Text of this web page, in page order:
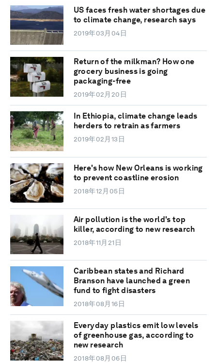
US faces fresh water shortages due
to climate change, research says
2019年03月04日
Return of the milkman? How one
grocery business is going
packaging-free
2019年02月20日
In Ethiopia, climate change leads
herders to retrain as farmers
2019年02月13日
Here's how New Orleans is working
to prevent coastline erosion
2018年12月05日
Air pollution is the world's top
killer, according to new research
2018年11月21日
Caribbean states and Richard
Branson have launched a green
fund to fight disasters
2018年08月16日
Everyday plastics emit low levels
of greenhouse gas, according to
new research
2018年08月06日